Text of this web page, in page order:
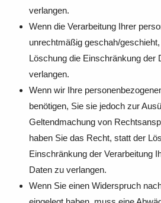
verlangen.
Wenn die Verarbeitung Ihrer
unrechtmäßig geschah/
Löschung die Einschränkung der
verlangen.
Wenn wir Ihre
benötigen, Sie sie jedoch zur
Geltendmachung von
haben Sie das Recht, statt der
Einschränkung der Verarbeitung
Daten zu verlangen.
Wenn Sie einen Widerspruch